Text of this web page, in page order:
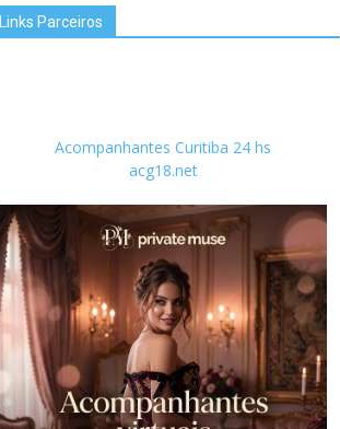
Links Parceiros
Acompanhantes Curitiba 24 hs
acg18.net